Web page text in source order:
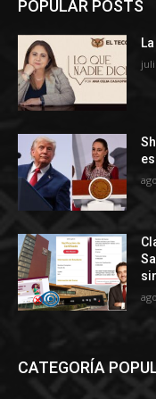
POPULAR POSTS
CATEGORÍA